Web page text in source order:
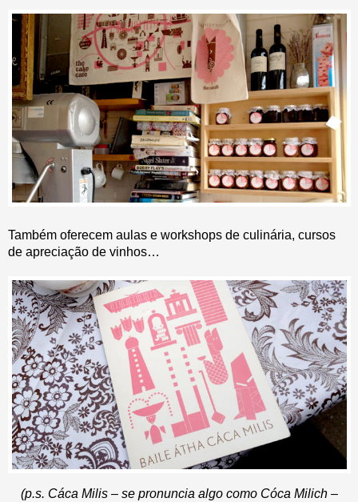
Também oferecem aulas e workshops de culinária, cursos
de apreciação de vinhos…
(p.s. Cáca Milis – se pronuncia algo como Cóca Milich –